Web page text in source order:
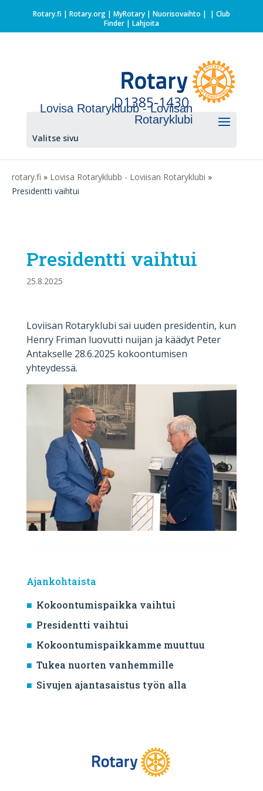
Rotary.fi | Rotary.org| MyRotary | Nuorisovaihto | | Club
Finder| Lahjoita
Lovisa Rotaryklubb - Loviisan
Rotaryklubi
Valitse sivu
rotary.fi » Lovisa Rotaryklubb - Loviisan Rotaryklubi »
Presidentti vaihtui
Presidentti vaihtui
25.8.2025
Loviisan Rotaryklubi sai uuden presidentin, kun
Henry Friman luovutti nuijan ja käädyt Peter
Antakselle 28.6.2025 kokoontumisen
yhteydessä.
Ajankohtaista
Kokoontumispaikka vaihtui
Presidentti vaihtui
Kokoontumispaikkamme muuttuu
Tukea nuorten vanhemmille
Sivujen ajantasaistus työn alla